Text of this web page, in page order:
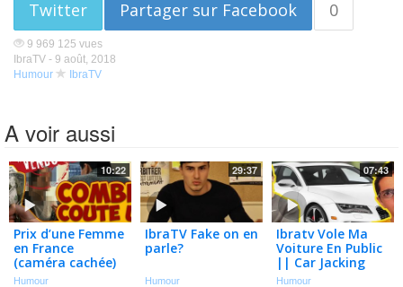
Twitter Partager sur Facebook 0
9 969 125 vues
IbraTV - 9 août, 2018
Humour
IbraTV
A voir aussi
10:22
Prix d’une Femme
en France
(caméra cachée)
Humour
29:37
IbraTV Fake on en
parle?
Humour
07:43
Ibratv Vole Ma
Voiture En Public
|| Car Jacking
Prank
Humour